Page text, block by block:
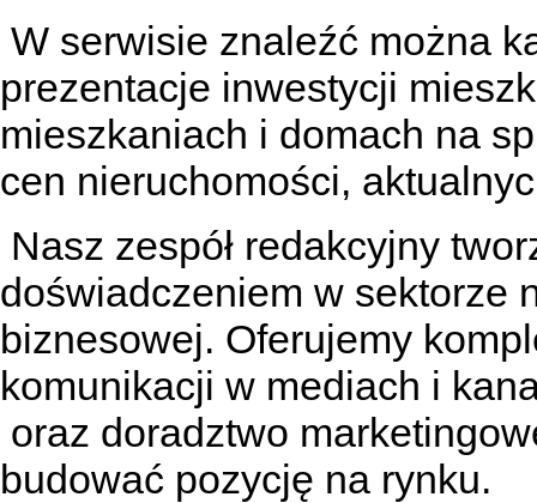
W serwisie znaleźć można
prezentacje inwestycji
mieszkaniach i domach na
cen nieruchomości,
Nasz zespół redakcyjny
doświadczeniem w sektorze
biznesowej. Oferujemy
komunikacji w mediach i
oraz doradztwo
budować pozycję na rynku.